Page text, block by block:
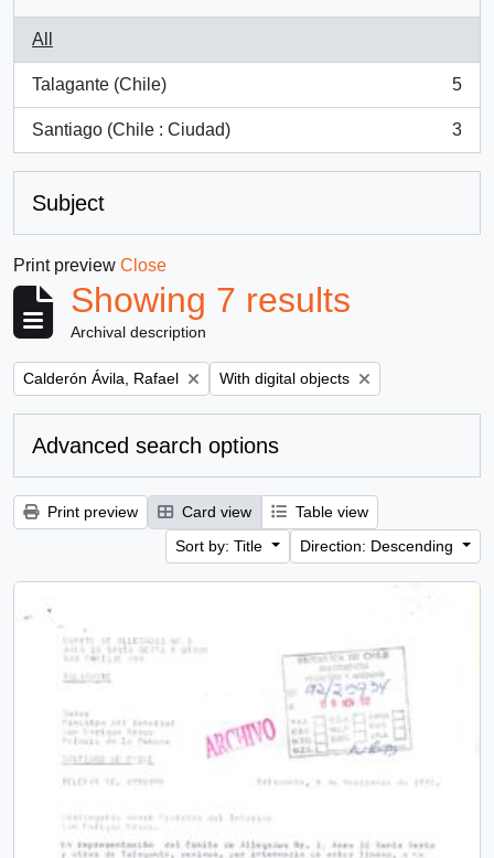
All
Talagante (Chile)
, 5 results
5
Santiago (Chile : Ciudad)
, 3 results
3
Subject
Print preview Close
Showing 7 results
Archival description
Remove filter:
Calderón Ávila, Rafael Remove filter:
With digital objects
Advanced search options
Print preview Card view
Table view
Sort by: Title
Direction: Descending